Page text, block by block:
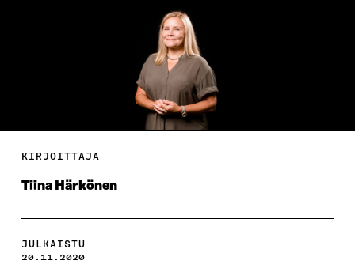
KIRJOITTAJA
Tiina Härkönen
JULKAISTU
20.11.2020